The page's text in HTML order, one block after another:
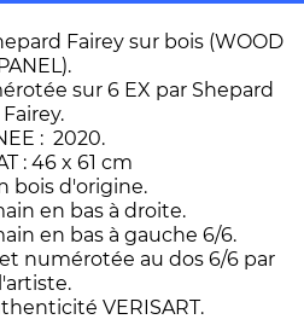
Fairey sur bois (WOOD
PANEL).
sur 6 EX par Shepard
Fairey.
: 2020.
: 46 x 61 cm
bois d'origine.
en bas à droite.
en bas à gauche 6/6.
numérotée au dos 6/6 par
l'artiste.
VERISART.